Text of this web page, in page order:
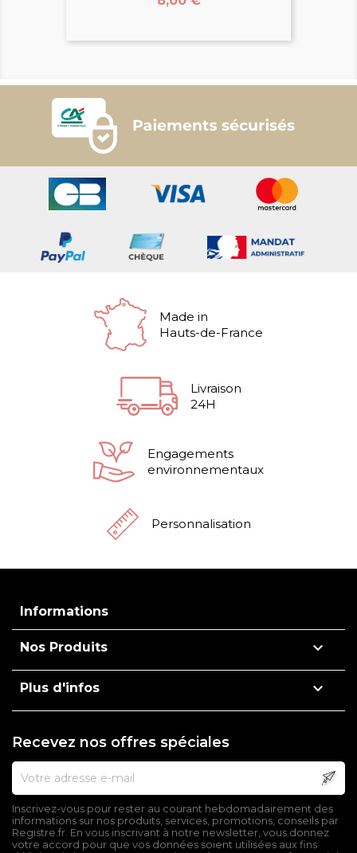
Made in
Hauts-de-France
Livraison
24H
Engagements
environnementaux
Personnalisation
Informations
Nos Produits 
Plus d'infos 
Recevez nos offres spéciales
Inscrivez-vous pour rester au courant hebdomadairement des
informations sur nos produits, services, promotions, conseils par
Registre.fr. En vous inscrivant à notre newsletter, vous donnez
votre accord pour que vos données soient utilisées aux fins